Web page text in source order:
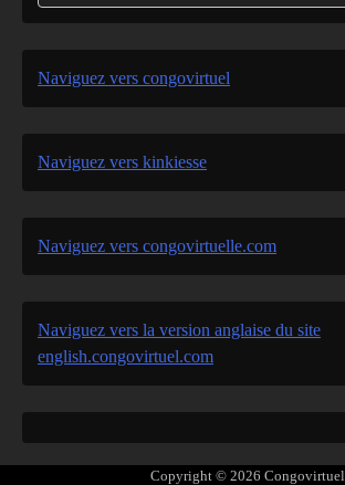
Naviguez vers congovirtuel
Naviguez vers kinkiesse
Naviguez vers congovirtuelle.com
Naviguez vers la version anglaise du site
english.congovirtuel.com
Copyright © 2026 Congovirtuel